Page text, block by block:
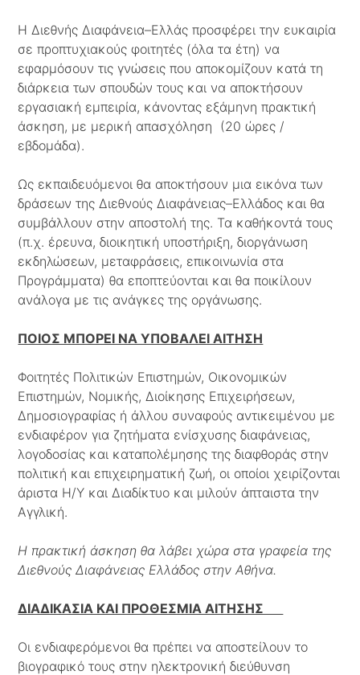
Η Διεθνής Διαφάνεια–Ελλάς προσφέρει την ευκαιρία
σε προπτυχιακούς φοιτητές (όλα τα έτη) να
εφαρμόσουν τις γνώσεις που αποκομίζουν κατά τη
διάρκεια των σπουδών τους και να αποκτήσουν
εργασιακή εμπειρία, κάνοντας εξάμηνη πρακτική
άσκηση, με μερική απασχόληση (20 ώρες /
εβδομάδα).
Ως εκπαιδευόμενοι θα αποκτήσουν μια εικόνα των
δράσεων της Διεθνούς Διαφάνειας–Ελλάδος και θα
συμβάλλουν στην αποστολή της. Τα καθήκοντά τους
(π.χ. έρευνα, διοικητική υποστήριξη, διοργάνωση
εκδηλώσεων, μεταφράσεις, επικοινωνία στα
Προγράμματα) θα εποπτεύονται και θα ποικίλουν
ανάλογα με τις ανάγκες της οργάνωσης.
ΠΟΙΟΣ ΜΠΟΡΕΙ ΝΑ ΥΠΟΒΑΛΕΙ ΑΙΤΗΣΗ
Φοιτητές Πολιτικών Επιστημών, Οικονομικών
Επιστημών, Νομικής, Διοίκησης Επιχειρήσεων,
Δημοσιογραφίας ή άλλου συναφούς αντικειμένου με
ενδιαφέρον για ζητήματα ενίσχυσης διαφάνειας,
λογοδοσίας και καταπολέμησης της διαφθοράς στην
πολιτική και επιχειρηματική ζωή, οι οποίοι χειρίζονται
άριστα Η/Υ και Διαδίκτυο και μιλούν άπταιστα την
Αγγλική.
Η πρακτική άσκηση θα λάβει χώρα στα γραφεία της
Διεθνούς Διαφάνειας Ελλάδος στην Αθήνα.
ΔΙΑΔΙΚΑΣΙΑ ΚΑΙ ΠΡΟΘΕΣΜΙΑ ΑΙΤΗΣΗΣ
Οι ενδιαφερόμενοι θα πρέπει να αποστείλουν το
βιογραφικό τους στην ηλεκτρονική διεύθυνση